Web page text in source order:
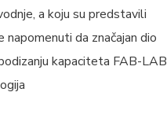
a koju su predstavili
da značajan dio
kapaciteta FAB-LAB